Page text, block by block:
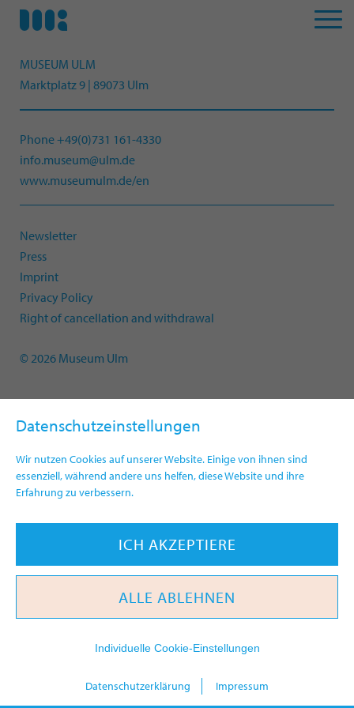
Datenschutzeinstellungen
Wir nutzen Cookies auf unserer Website. Einige von ihnen sind
essenziell, während andere uns helfen, diese Website und ihre
Erfahrung zu verbessern.
ICH AKZEPTIERE
ALLE ABLEHNEN
Individuelle Cookie-Einstellungen
Datenschutzerklärung Impressum
MUSEUM ULM
Marktplatz 9 | 89073 Ulm
Phone +49(0)731 161-4330
info.museum@ulm.de
www.museumulm.de/en
Newsletter
Press
Imprint
Privacy Policy
Right of cancellation and withdrawal
© 2026 Museum Ulm